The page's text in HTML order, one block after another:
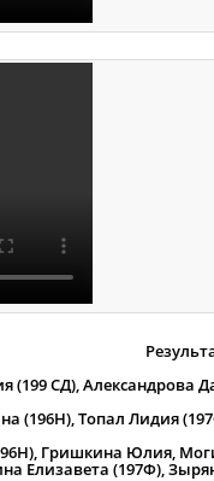
(199 СД),Александрова
(196Н),Топал Лидия
Гришкина Юлия,
Елизавета (197Ф),